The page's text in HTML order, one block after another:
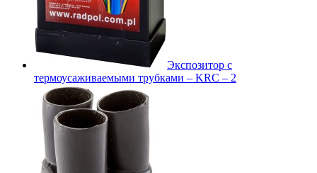
Экспозитор с
термоусаживаемыми трубками – KRC – 2